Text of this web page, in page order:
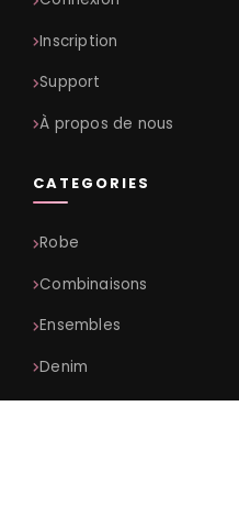
Inscription
Support
À propos de nous
CATEGORIES
Robe
Combinaisons
Ensembles
Denim